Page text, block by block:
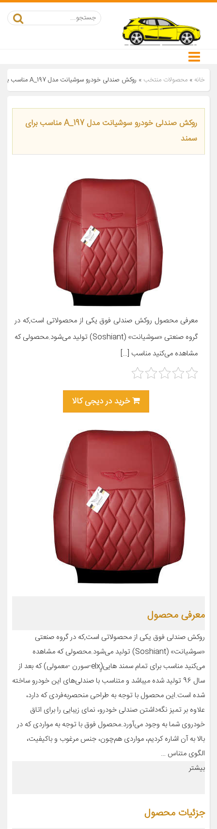
خانه » محصولات منتخب » روکش صندلی خودرو سوشیانت مدل A_197 مناسب برای سمند
روکش صندلی خودرو سوشیانت مدل A_197 مناسب برای
سمند
معرفی محصول روکش صندلی فوق یکی از محصولاتی است,که در
گروه صنعتی «سوشیانت» (Soshiant) تولید می‌شود.محصولی که
مشاهده می‌کنید مناسب […]
خرید در دیجی کالا
معرفی محصول
روکش صندلی فوق یکی از محصولاتی است,که در گروه صنعتی
«سوشیانت» (Soshiant) تولید می‌شود.محصولی که مشاهده
می‌کنید مناسب برای تمام سمند هایی(ٍٍelx-سورن -معمولی) که بعد از
سال 96 تولید شده میباشد و متناسب با صندلی‌های این خودرو ساخته
شده است.این محصول با توجه به طراحی منحصربه‌فردی که دارد،
علاوه بر تمیز نگه‌داشتن صندلی خودرو، نمای زیبایی را برای اتاق
خودروی شما به وجود می‌آورد.محصول فوق با توجه به مواردی که در
بالا به آن اشاره کردیم، مواردی هم‌چون، جنس مرغوب و باکیفیت،
الگوی متناس …
بیشتر
جزئیات محصول